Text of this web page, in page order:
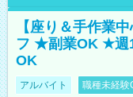
【座り＆手作業
フ ★副業OK ★週
OK
アルバイト 職種未経験